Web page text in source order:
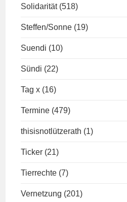
Solidarität (518)
Steffen/Sonne (19)
Suendi (10)
Sündi (22)
Tag x (16)
Termine (479)
thisisnotlützerath (1)
Ticker (21)
Tierrechte (7)
Vernetzung (201)